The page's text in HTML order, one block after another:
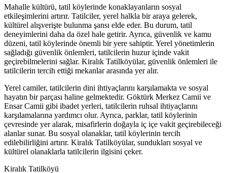
Mahalle kültürü, tatil köylerinde konaklayanların sosyal
etkileşimlerini artırır. Tatilciler, yerel halkla bir araya gelerek,
kültürel alışverişte bulunma şansı elde eder. Bu durum, tatil
deneyimlerini daha da özel hale getirir. Ayrıca, güvenlik ve kamu
düzeni, tatil köylerinde önemli bir yere sahiptir. Yerel yönetimlerin
sağladığı güvenlik önlemleri, tatilcilerin huzur içinde vakit
geçirebilmelerini sağlar. Kiralık Tatilköyülar, güvenlik önlemleri ile
tatilcilerin tercih ettiği mekanlar arasında yer alır.
Yerel camiler, tatilcilerin dini ihtiyaçlarını karşılamakta ve sosyal
hayatın bir parçası haline gelmektedir. Göktürk Merkez Camii ve
Ensar Camii gibi ibadet yerleri, tatilcilerin ruhsal ihtiyaçlarını
karşılamalarına yardımcı olur. Ayrıca, parklar, tatil köylerinin
çevresinde yer alarak, misafirlerin doğayla iç içe vakit geçirebileceği
alanlar sunar. Bu sosyal olanaklar, tatil köylerinin tercih
edilebilirliğini artırır. Kiralık Tatilköyülar, sundukları sosyal ve
kültürel olanaklarla tatilcilerin ilgisini çeker.
Kiralık Tatilköyü